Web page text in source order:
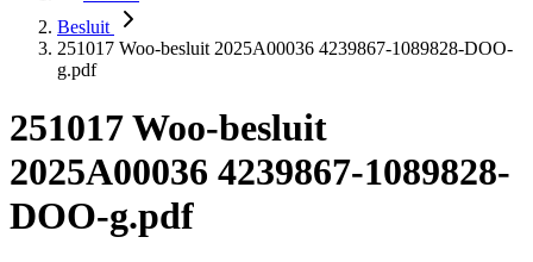
Bekijk per bestuursorgaan
Besluit
251017 Woo-besluit 2025A00036 4239867-1089828-DOO-
g.pdf
251017 Woo-besluit
2025A00036 4239867-1089828-
DOO-g.pdf